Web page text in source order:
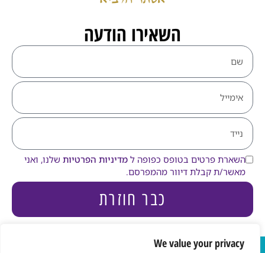
We value your privacy
השאירו הודעה
השארת פרטים בטופס כפופה ל מדיניות הפרטיות שלנו, ואני
מאשר/ת קבלת דיוור מהמפרסם.
כבר חוזרת